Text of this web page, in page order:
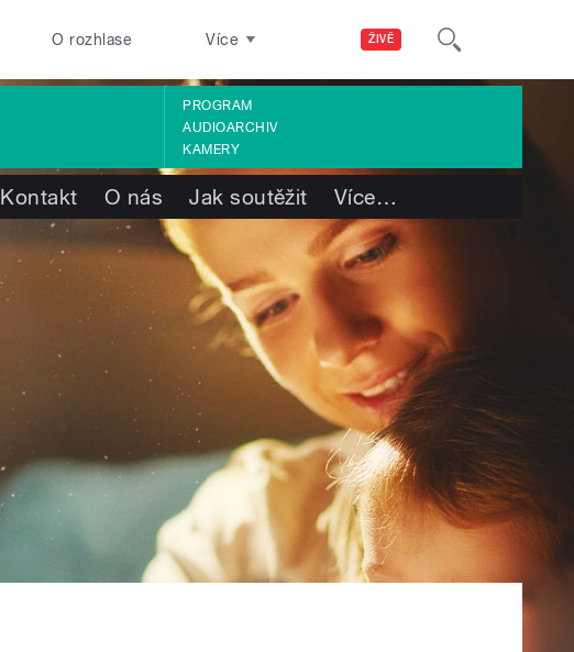
ŽIVĚ
O rozhlase Více
PROGRAM
AUDIOARCHIV
KAMERY
Kontakt O nás Jak soutěžit Více…